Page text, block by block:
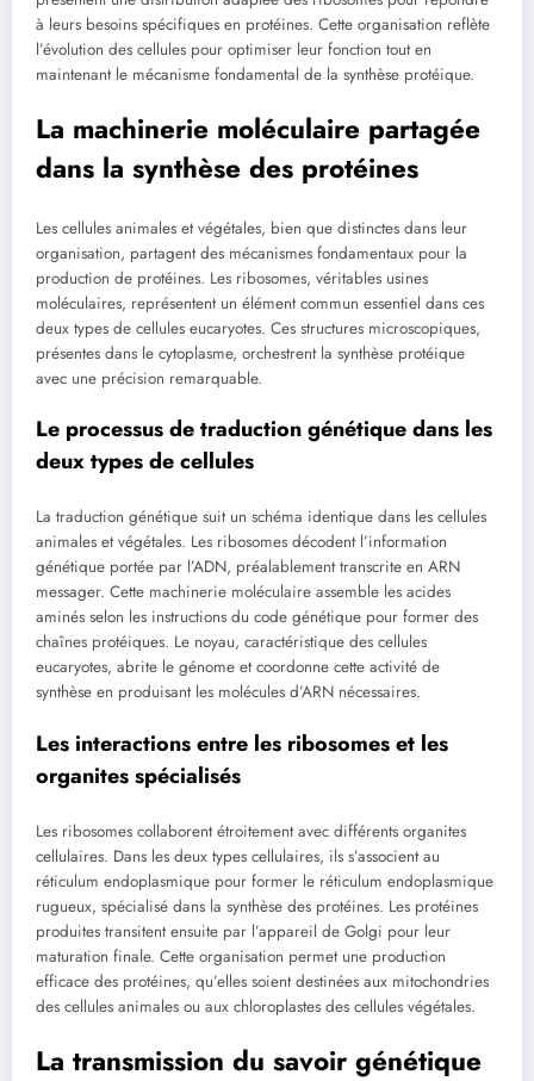
à leurs besoins spécifiques en protéines. Cette organisation reflète
l’évolution des cellules pour optimiser leur fonction tout en
maintenant le mécanisme fondamental de la synthèse protéique.
La machinerie moléculaire partagée
dans la synthèse des protéines
Les cellules animales et végétales, bien que distinctes dans leur
organisation, partagent des mécanismes fondamentaux pour la
production de protéines. Les ribosomes, véritables usines
moléculaires, représentent un élément commun essentiel dans ces
deux types de cellules eucaryotes. Ces structures microscopiques,
présentes dans le cytoplasme, orchestrent la synthèse protéique
avec une précision remarquable.
Le processus de traduction génétique dans les
deux types de cellules
La traduction génétique suit un schéma identique dans les cellules
animales et végétales. Les ribosomes décodent l’information
génétique portée par l’ADN, préalablement transcrite en ARN
messager. Cette machinerie moléculaire assemble les acides
aminés selon les instructions du code génétique pour former des
chaînes protéiques. Le noyau, caractéristique des cellules
eucaryotes, abrite le génome et coordonne cette activité de
synthèse en produisant les molécules d’ARN nécessaires.
Les interactions entre les ribosomes et les
organites spécialisés
Les ribosomes collaborent étroitement avec différents organites
cellulaires. Dans les deux types cellulaires, ils s’associent au
réticulum endoplasmique pour former le réticulum endoplasmique
rugueux, spécialisé dans la synthèse des protéines. Les protéines
produites transitent ensuite par l’appareil de Golgi pour leur
maturation finale. Cette organisation permet une production
efficace des protéines, qu’elles soient destinées aux mitochondries
des cellules animales ou aux chloroplastes des cellules végétales.
La transmission du savoir génétique